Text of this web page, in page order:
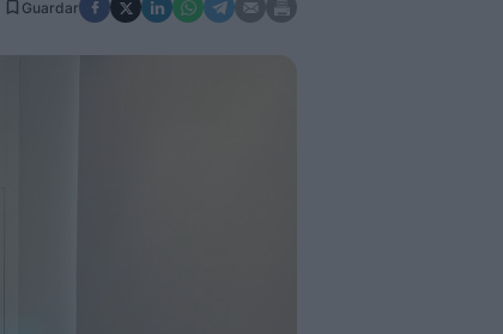
Guardar